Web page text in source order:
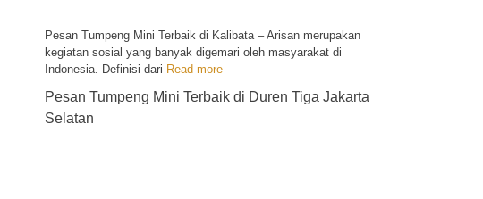
Pesan Tumpeng Mini Terbaik di Kalibata – Arisan merupakan
kegiatan sosial yang banyak digemari oleh masyarakat di
Indonesia. Definisi dari Read more
Pesan Tumpeng Mini Terbaik di Duren Tiga Jakarta
Selatan